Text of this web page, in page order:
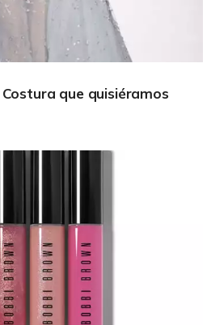
que quisiéramos